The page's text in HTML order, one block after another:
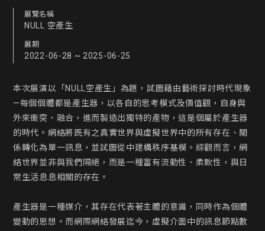
展覽名稱
NULL 空產生
展期
2022-06-28 ~ 2025-06-25
本次展演以「NULL空產生」為題，試圖藉由藝術探討時代現象
—每個個體都是產生器，以各自的思考模式及價值觀，自身與
外來衝突、融合，進而製造出獨特的產物，這是個屬於產生器
的時代。網絡將既有之真實世界與虛擬世界中的所有存在、關
係轉化為單一訊息，並試圖從中建構秩序基模。綜觀而言，網
絡世界並非與我們隔絕，而是一種富有流動性、柔軟性，與日
常生活息息相關的存在。
產生器是一種媒介，其存在代表著主體的意識，同時作為個體
變動的思想。而網際網絡發展迄今，虛擬介面中的訊息節點數